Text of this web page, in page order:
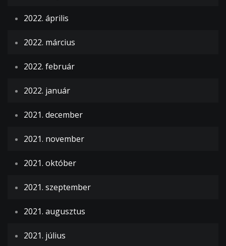
2022. április
2022. március
2022. február
2022. január
2021. december
2021. november
2021. október
2021. szeptember
2021. augusztus
2021. július